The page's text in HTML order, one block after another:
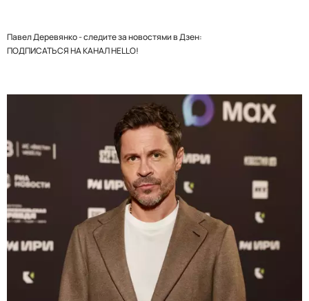
Павел Деревянко - следите за новостями в Дзен:
ПОДПИСАТЬСЯ НА КАНАЛ HELLO!